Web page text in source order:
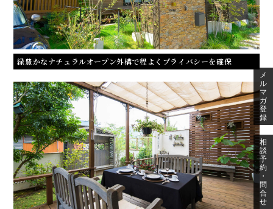
緑豊かなナチュラルオープン外構で程よくプライバシーを確保
メ
ル
マ
ガ
登
録
相
談
予
約
・
問
合
せ